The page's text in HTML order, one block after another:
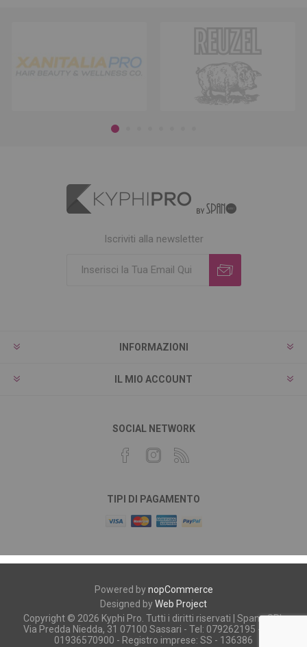
Iscriviti alla newsletter
INFORMAZIONI
IL MIO ACCOUNT
SOCIAL NETWORK
TIPI DI PAGAMENTO
Powered bynopCommerce
Designed byWeb Project
Copyright © 2026 Kyphi Pro. Tutti i diritti riservati | Spano SRL
Via Predda Niedda, 31 07100 Sassari - Tel: 079262195 - P.iva:
01936570900 - Registro imprese: SS - 136386